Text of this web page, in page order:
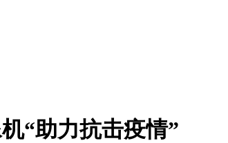
“助力抗击疫情”